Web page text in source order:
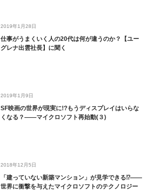
2019年1月28日
仕事がうまくいく人の20代は何が違うのか？【ユー
グレナ出雲社長】に聞く
2019年1月9日
SF映画の世界が現実に!?もうディスプレイはいらな
くなる？――マイクロソフト再始動(３)
2018年12月5日
「建っていない新築マンション」が見学できる⁉――
世界に衝撃を与えたマイクロソフトのテクノロジー